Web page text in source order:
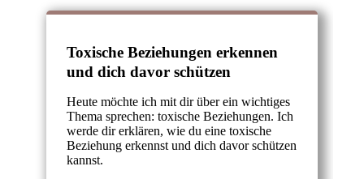
Toxische Beziehungen erkennen
und dich davor schützen
Heute möchte ich mit dir über ein wichtiges
Thema sprechen: toxische Beziehungen. Ich
werde dir erklären, wie du eine toxische
Beziehung erkennst und dich davor schützen
kannst.